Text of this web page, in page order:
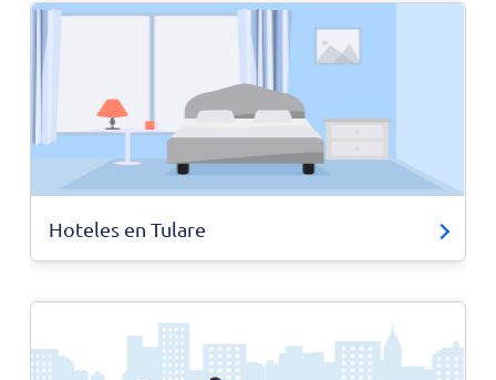
Hoteles en Tulare